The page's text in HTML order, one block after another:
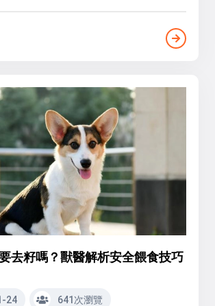
去籽嗎？獸醫解析安全餵食技巧
24 641次瀏覽